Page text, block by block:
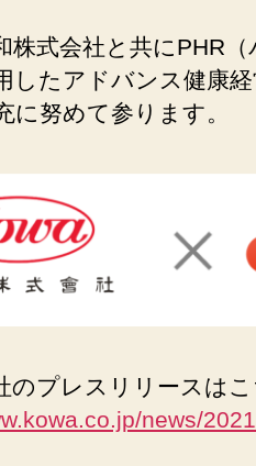
株式会社と共にPHR
したアドバンス健康
に努めて参ります。
のプレスリリースはこ
news/